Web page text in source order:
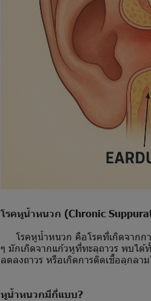
โรคหูน้ำหนวก (Chronic
โรคหูน้ำหนวก คือโรคที่เกิดจากกา
ๆ มักเกิดจากแก้วหูที่ทะลุถาวร พบได้
ลดลงถาวร หรือเกิดการติดเชื้อลุกลา
หูน้ำหนวกมีกี่แบบ?